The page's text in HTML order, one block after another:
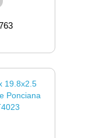
19.8x2.5
Ponciana